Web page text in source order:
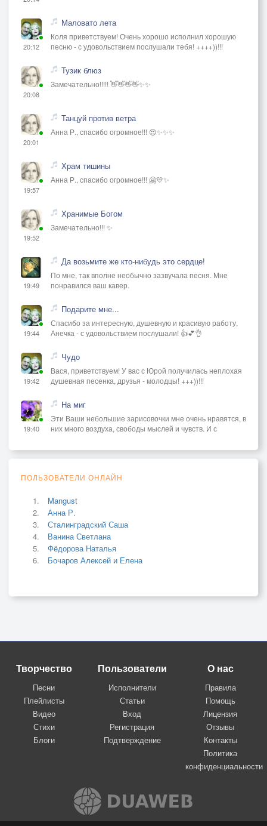
20:12
Маловато лета
Коля приветствуем! Очень хорошо исполнил хорошую
песню - с удовольствием послушали тебя! ++++))!!!
20:08
Тузик блюз
Замечательно!!!!! 👋👋👋👋✨✨
20:01
Танцуй против ветра
Анна Р., спасибо огромное!!! 😍✨✨✨
19:57
Храм тишины
Анна Р., спасибо огромное!!! 🤗💛✨
19:52
Хранимые Богом
Замечательно!!! ✨
19:49
Да возьмите же кто-нибудь это сердце!
По мне, так вполне необычно зазвучала песня. Мне
понравился ваш кавер.
19:44
Подарите мне...
Спасибо за интересную, душевную и красивую работу,
Анечка - с удовольствием послушали! 👍💕👌
19:42
Чудо
Вася, приветствуем! У вас с Юрой получилась неплохая
душевная песенка, друзья - молодцы! +++))!!!
19:40
На миг
Эти Ваши небольшие зарисовочки мне очень нравятся, в
них много воздуха, свободы мыслей и чувств. И с
ПОЛЬЗОВАТЕЛИ ОНЛАЙН
Mangust
Анна Р.
Сталинградский Саша
Ванина Светлана
Фёдорова Наталья
Бочаров Алексей и Елена
Творчество
Песни
Плейлисты
Видео
Стихи
Блоги
Пользователи
Исполнители
Статьи
Вход
Регистрация
Подтверждение
О нас
Правила
Помощь
Лицензия
Отзывы
Контакты
Политика
конфиденциальности